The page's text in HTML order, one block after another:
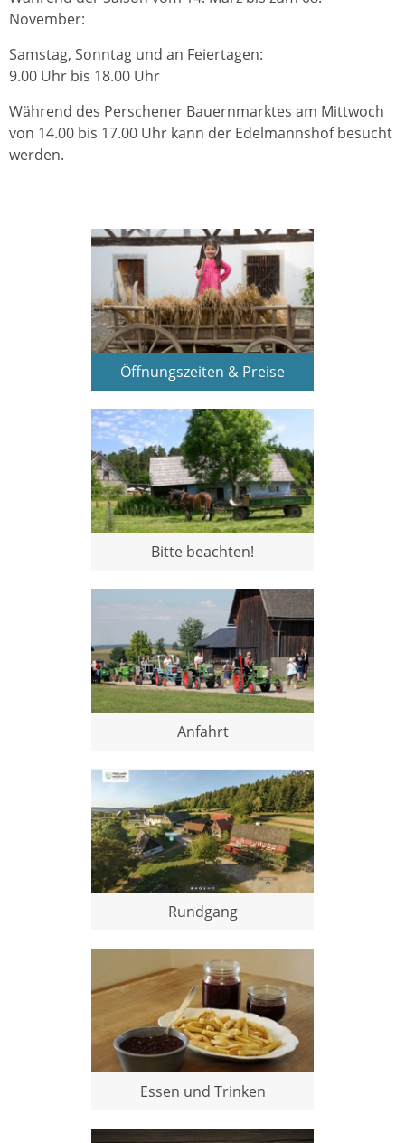
November:
Samstag, Sonntag und an Feiertagen:
9.00 Uhr bis 18.00 Uhr
Während des Perschener Bauernmarktes am Mittwoch
von 14.00 bis 17.00 Uhr kann der Edelmannshof besucht
werden.
Öffnungszeiten & Preise
Bitte beachten!
Anfahrt
Rundgang
Essen und Trinken